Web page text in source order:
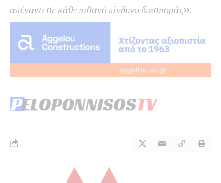
απέναντι σε κάθε πιθανό κίνδυνο διασποράς».